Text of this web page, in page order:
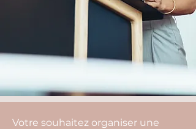
Votre souhaitez organiser une